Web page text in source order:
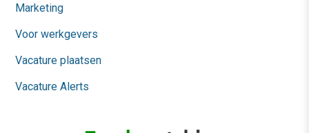
Marketing
Voor werkgevers
Vacature plaatsen
Vacature Alerts